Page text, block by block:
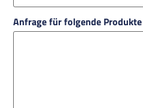
Anfrage für folgende Produkte